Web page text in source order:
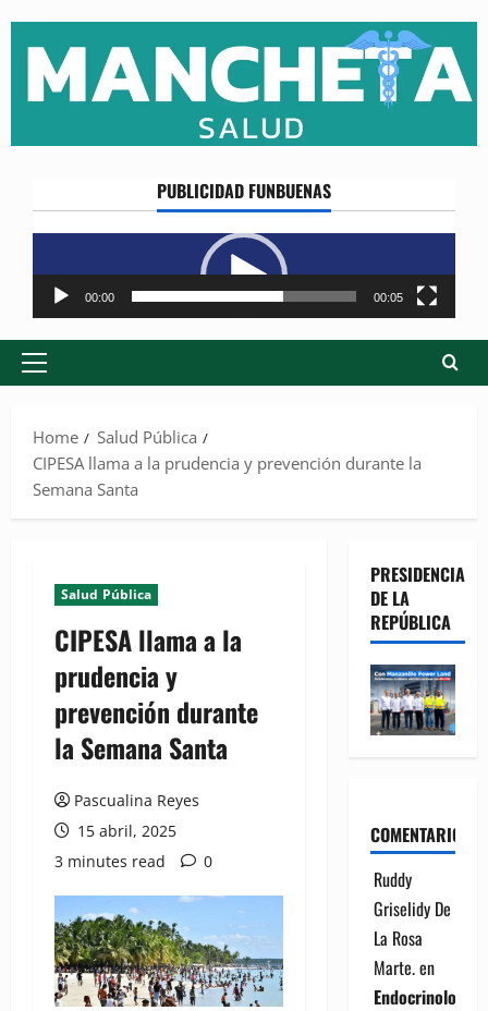
content
PUBLICIDAD FUNBUENAS
Reproductor
de
vídeo
00:00 00:05
Primary
Home
Salud Pública
CIPESA llama a la prudencia y prevención durante la
Semana Santa
Salud Pública
CIPESA llama a la
prudencia y
prevención durante
la Semana Santa
Pascualina Reyes
15 abril, 2025
3 minutes read
0
PRESIDENCIA
DE LA
REPÚBLICA
COMENTARIOS
Ruddy
Griselidy De
La Rosa
Marte.en
Endocrinología